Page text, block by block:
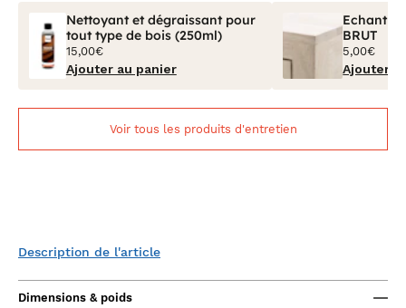
Nettoyant et dégraissant pour
tout type de bois (250ml)
15,00€
Ajouter au panier
BRUT
5,00€
Ajouter
Voir tous les produits d'entretien
Description de l'article
Dimensions & poids